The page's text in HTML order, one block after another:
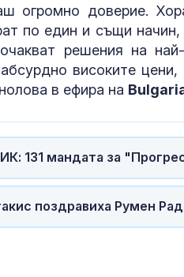
огромно доверие.
по един и същи
решения на
високите
в ефира на
131 мандата за
поздравиха Румен